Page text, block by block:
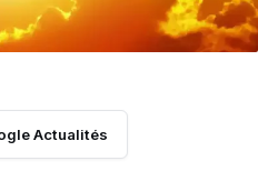
Actualités